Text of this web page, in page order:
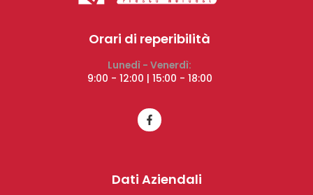
Orari di reperibilità
Lunedì - Venerdì:
9:00 - 12:00 | 15:00 - 18:00
Dati Aziendali